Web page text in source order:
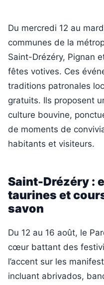
Du mercredi 12 au
communes de la
Saint-Drézéry, Pignan
fêtes votives. Ces
traditions patronales
gratuits. Ils proposent
culture bouvine,
de moments de
habitants et visiteurs.
Saint-Drézéry :
taurines et
savon
Du 12 au 16 août, le
cœur battant des
l’accent sur les
incluant abrivados,